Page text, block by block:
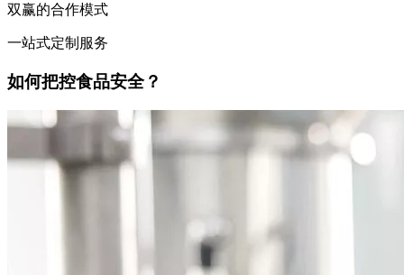
双赢的合作模式
一站式定制服务
如何把控食品安全？